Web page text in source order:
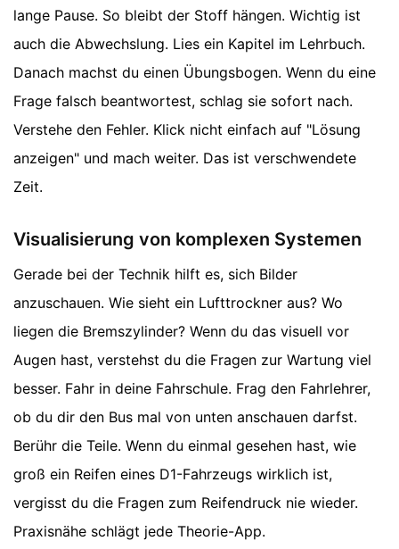
lange Pause. So bleibt der Stoff hängen. Wichtig ist
auch die Abwechslung. Lies ein Kapitel im Lehrbuch.
Danach machst du einen Übungsbogen. Wenn du eine
Frage falsch beantwortest, schlag sie sofort nach.
Verstehe den Fehler. Klick nicht einfach auf "Lösung
anzeigen" und mach weiter. Das ist verschwendete
Zeit.
Visualisierung von komplexen Systemen
Gerade bei der Technik hilft es, sich Bilder
anzuschauen. Wie sieht ein Lufttrockner aus? Wo
liegen die Bremszylinder? Wenn du das visuell vor
Augen hast, verstehst du die Fragen zur Wartung viel
besser. Fahr in deine Fahrschule. Frag den Fahrlehrer,
ob du dir den Bus mal von unten anschauen darfst.
Berühr die Teile. Wenn du einmal gesehen hast, wie
groß ein Reifen eines D1-Fahrzeugs wirklich ist,
vergisst du die Fragen zum Reifendruck nie wieder.
Praxisnähe schlägt jede Theorie-App.